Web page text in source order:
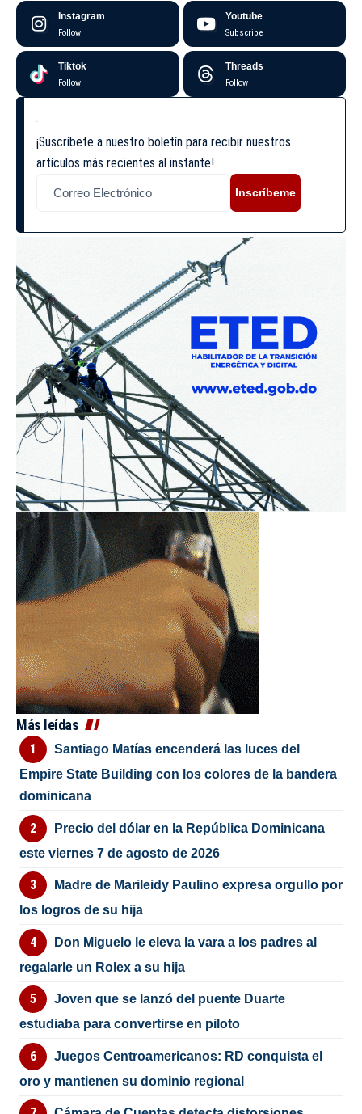
Instagram
Follow
Youtube
Subscribe
Tiktok
Follow
Threads
Follow
¡Suscríbete a nuestro boletín para recibir nuestros
artículos más recientes al instante!
Inscríbeme
Más leídas
Santiago Matías encenderá las luces del
Empire State Building con los colores de la bandera
dominicana
Precio del dólar en la República Dominicana
este viernes 7 de agosto de 2026
Madre de Marileidy Paulino expresa orgullo por
los logros de su hija
Don Miguelo le eleva la vara a los padres al
regalarle un Rolex a su hija
Joven que se lanzó del puente Duarte
estudiaba para convertirse en piloto
Juegos Centroamericanos: RD conquista el
oro y mantienen su dominio regional